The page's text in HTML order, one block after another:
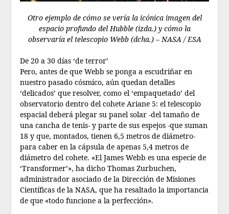
Otro ejemplo de cómo se vería la icónica imagen del
espacio profundo del Hubble (izda.) y cómo la
observaría el telescopio Webb (dcha.) – NASA / ESA
De 20 a 30 días ‘de terror’
Pero, antes de que Webb se ponga a escudriñar en
nuestro pasado cósmico, aún quedan detalles
‘delicados’ que resolver, como el ‘empaquetado’ del
observatorio dentro del cohete Ariane 5: el telescopio
espacial deberá plegar su panel solar -del tamaño de
una cancha de tenis- y parte de sus espejos -que suman
18 y que, montados, tienen 6,5 metros de diámetro-
para caber en la cápsula de apenas 5,4 metros de
diámetro del cohete. «El James Webb es una especie de
‘Transformer’», ha dicho Thomas Zurbuchen,
administrador asociado de la Dirección de Misiones
Científicas de la NASA, que ha resaltado la importancia
de que «todo funcione a la perfección».